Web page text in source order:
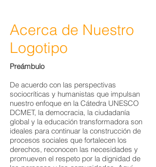
Acerca de Nuestro
Logotipo
Preámbulo
De acuerdo con las perspectivas
sociocríticas y humanistas que impulsan
nuestro enfoque en la Cátedra UNESCO
DCMET, la democracia, la ciudadanía
global y la educación transformadora son
ideales para continuar la construcción de
procesos sociales que fortalecen los
derechos, reconocen las necesidades y
promueven el respeto por la dignidad de